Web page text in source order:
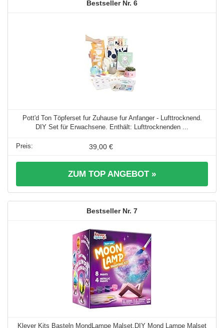
6
Pott'd Ton Töpferset fur Zuhause fur Anfanger - Lufttrocknend.
DIY Set für Erwachsene. Enthält: Lufttrocknenden ...
39,00 €
ZUM TOP ANGEBOT »
7
Klever Kits Basteln MondLampe Malset,DIY Mond Lampe Malset